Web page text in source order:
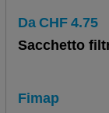
Da CHF 4.75
Sacchetto
Fimap